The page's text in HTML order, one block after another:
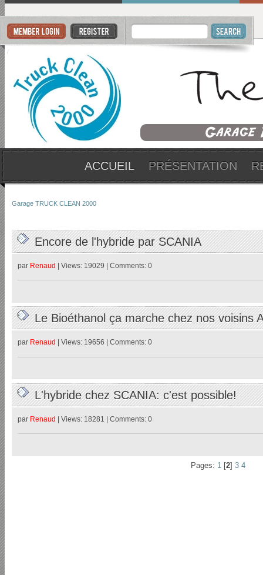
ACCUEIL PRÉSENTATION
Garage TRUCK CLEAN 2000
Encore de l'hybride par SCANIA
par Renaud | Views: 19029 | Comments: 0
Le Bioéthanol ça marche chez nos voisins
par Renaud | Views: 19656 | Comments: 0
L'hybride chez SCANIA: c'est possible!
par Renaud | Views: 18281 | Comments: 0
Pages: 1 [2] 3 4